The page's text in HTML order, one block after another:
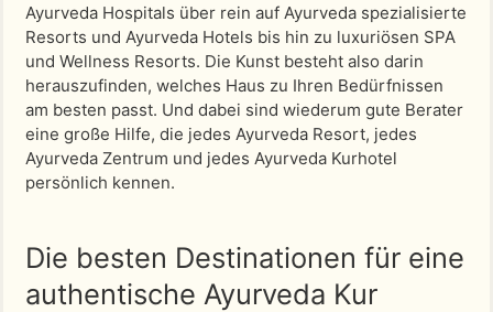
Ayurveda Hospitals über rein auf Ayurveda spezialisierte
Resorts und Ayurveda Hotels bis hin zu luxuriösen SPA
und Wellness Resorts. Die Kunst besteht also darin
herauszufinden, welches Haus zu Ihren Bedürfnissen
am besten passt. Und dabei sind wiederum gute Berater
eine große Hilfe, die jedes Ayurveda Resort, jedes
Ayurveda Zentrum und jedes Ayurveda Kurhotel
persönlich kennen.
Die besten Destinationen für eine
authentische Ayurveda Kur